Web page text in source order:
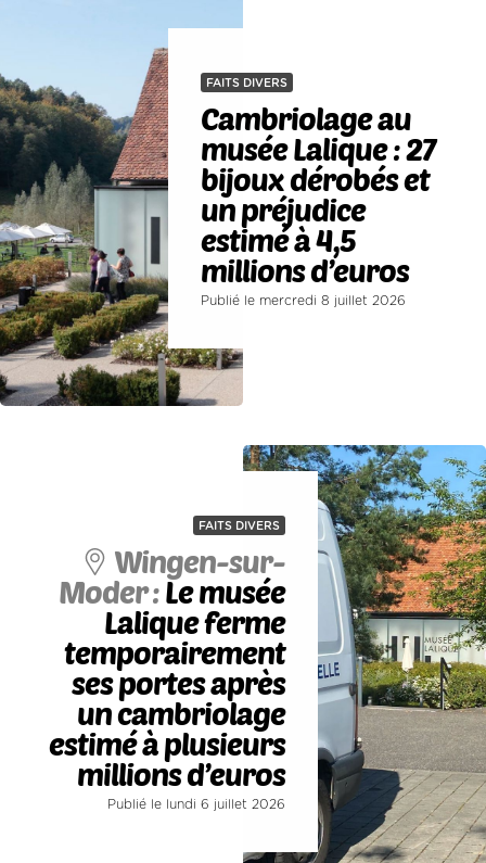
FAITS DIVERS
Cambriolage au
musée Lalique : 27
bijoux dérobés et
un préjudice
estimé à 4,5
millions d’euros
Publié le mercredi 8 juillet 2026
FAITS DIVERS
Wingen-sur-
Moder :Le musée
Lalique ferme
temporairement
ses portes après
un cambriolage
estimé à plusieurs
millions d’euros
Publié le lundi 6 juillet 2026